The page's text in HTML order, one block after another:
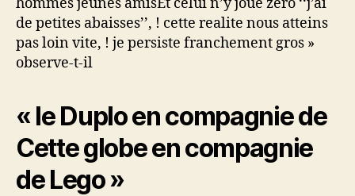
de petites abaisses’’, ! cette realite nous atteins
pas loin vite, ! je persiste franchement gros »
observe-t-il
« le Duplo en compagnie de
Cette globe en compagnie
de Lego »